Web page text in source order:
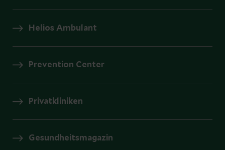
Helios Ambulant
Prevention Center
Privatkliniken
Gesundheitsmagazin